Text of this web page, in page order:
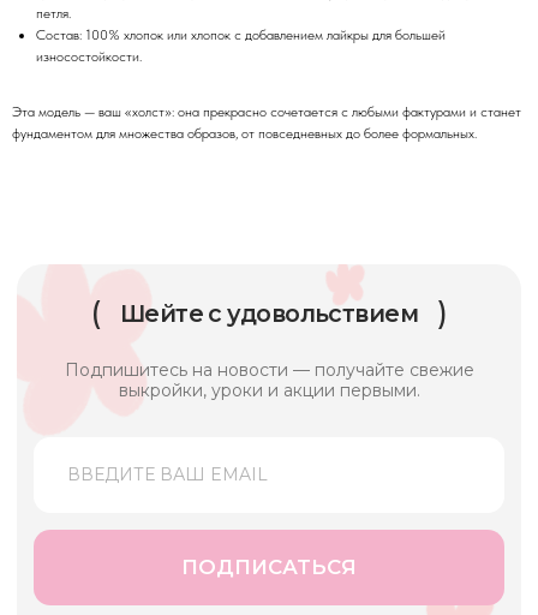
петля.
Состав: 100% хлопок или хлопок с добавлением лайкры для большей
износостойкости.
Эта модель — ваш «холст»: она прекрасно сочетается с любыми фактурами и станет
фундаментом для множества образов, от повседневных до более формальных.
ШКОЛА ШИТЬЯ «СОШЬЮ»
КАТАЛОГ
Выкройки
Договор оферты. Магазин
Пользовательское соглашение
Договор оферты
г. Москва,
+7 (901)-585-52-42